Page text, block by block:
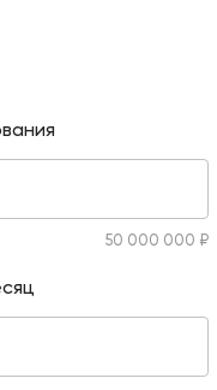
50 000 000 ₽